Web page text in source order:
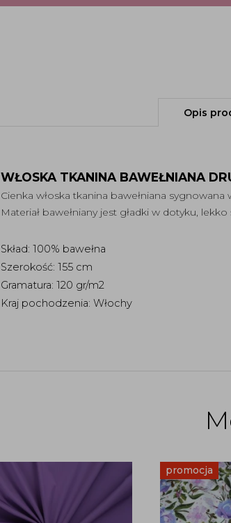
Opis
WŁOSKA TKANINA BAWEŁNIANA
Cienka włoska tkanina bawełniana
Materiał bawełniany jest gładki w dotyku,
Skład: 100% bawełna
Szerokość: 155 cm
Gramatura: 120 gr/m2
Kraj pochodzenia: Włochy
promocja